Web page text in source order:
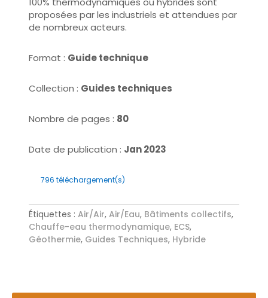
proposées par les industriels et attendues par
de nombreux acteurs.
Format : Guide technique
Collection : Guides techniques
Nombre de pages : 80
Date de publication : Jan 2023
796 téléchargement(s)
Étiquettes : Air/Air, Air/Eau, Bâtiments collectifs,
Chauffe-eau thermodynamique, ECS,
Géothermie, Guides Techniques, Hybride